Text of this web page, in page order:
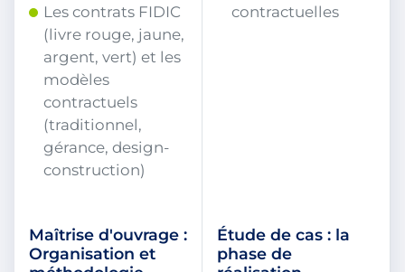
Étude de cas : la
phase de
Maîtrise d'ouvrage :
Organisation et
contractuelles
Les contrats FIDIC
(livre rouge, jaune,
argent, vert) et les
modèles
contractuels
(traditionnel,
gérance, design-
construction)